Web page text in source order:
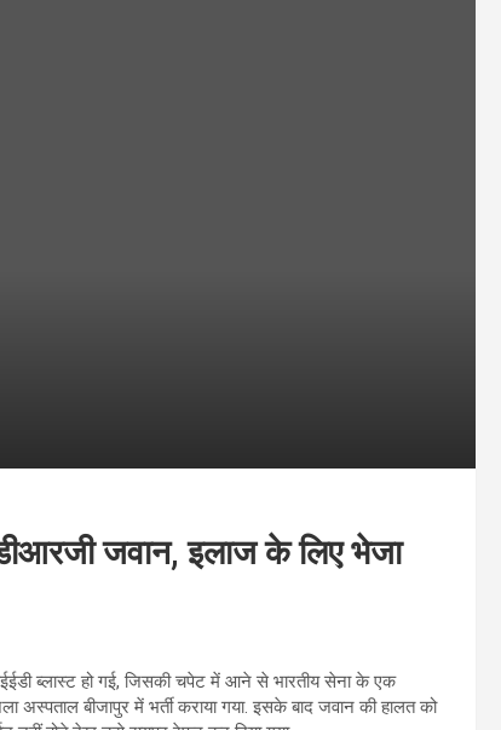
जवान, इलाज के लिए भेजा
ब्लास्ट हो गई, जिसकी चपेट में आने से भारतीय सेना के एक
बीजापुर में भर्ती कराया गया. इसके बाद जवान की हालत को